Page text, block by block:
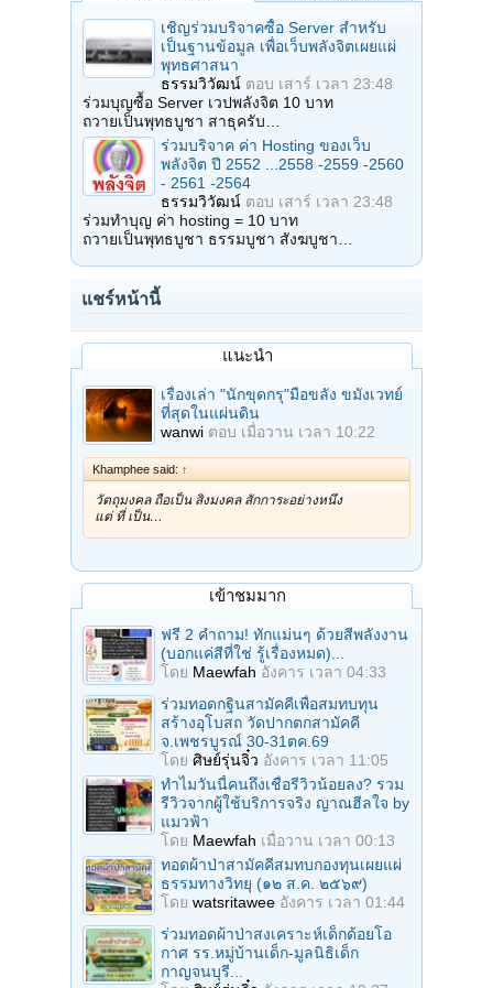
เชิญร่วมบริจาคซื้อ Server สำหรับ
เป็นฐานข้อมูล เพื่อเว็บพลังจิตเผยแผ่
พุทธศาสนา
ธรรมวิวัฒน์ ตอบ เสาร์ เวลา 23:48
ร่วมบุญซื้อ Server เวปพลังจิต 10 บาท
ถวายเป็นพุทธบูชา สาธุครับ…
ร่วมบริจาค ค่า Hosting ของเว็บ
พลังจิต ปี 2552 ...2558 -2559 -2560
- 2561 -2564
ธรรมวิวัฒน์ ตอบ เสาร์ เวลา 23:48
ร่วมทำบุญ ค่า hosting = 10 บาท
ถวายเป็นพุทธบูชา ธรรมบูชา สังฆบูชา…
แชร์หน้านี้
แนะนำ
เรื่องเล่า "นักขุดกรุ"มือขลัง ขมังเวทย์
ที่สุดในแผ่นดิน
wanwi ตอบ เมื่อวาน เวลา 10:22
Khamphee said: ↑
วัตถุมงคล ถือเป็น สิ่งมงคล สักการะอย่างหนึ่ง
แต่ ที่ เป็น…
เข้าชมมาก
ฟรี 2 คำถาม! ทักแม่นๆ ด้วยสีพลังงาน
(บอกแค่สีที่ใช่ รู้เรื่องหมด)...
โดย Maewfah อังคาร เวลา 04:33
ร่วมทอดกฐินสามัคคีเพื่อสมทบทุน
สร้างอุโบสถ วัดปากตกสามัคคี
จ.เพชรบูรณ์ 30-31ตค.69
โดย ศิษย์รุ่นจิ๋ว อังคาร เวลา 11:05
ทำไมวันนี้คนถึงเชื่อรีวิวน้อยลง? รวม
รีวิวจากผู้ใช้บริการจริง ญาณฮีลใจ by
แมวฟ้า
โดย Maewfah เมื่อวาน เวลา 00:13
ทอดผ้าป่าสามัคคีสมทบกองทุนเผยแผ่
ธรรมทางวิทยุ (๑๒ ส.ค. ๒๕๖๙)
โดย watsritawee อังคาร เวลา 01:44
ร่วมทอดผ้าป่าสงเคราะห์เด็กด้อยโอ
กาศ รร.หมู่บ้านเด็ก-มูลนิธิเด็ก
กาญจนบุรี...